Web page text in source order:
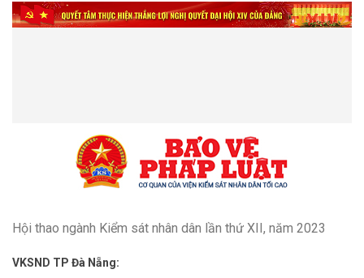
Hội thao ngành Kiểm sát nhân dân lần thứ XII, năm 2023
VKSND TP Đà Nẵng: